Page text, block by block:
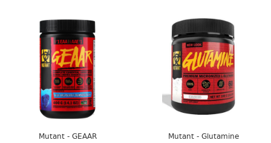
Mutant - GEAAR Mutant - Glutamine